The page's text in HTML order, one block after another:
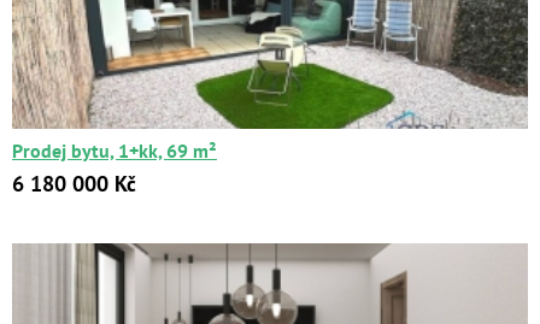
Prodej bytu, 1+kk, 69 m²
6 180 000 Kč